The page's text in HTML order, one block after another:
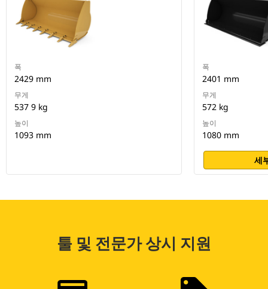
폭
2429 mm
무게
537 9 kg
높이
1093 mm
폭
2401 mm
무게
572 kg
높이
1080 mm
세
툴 및 전문가 상시 지원